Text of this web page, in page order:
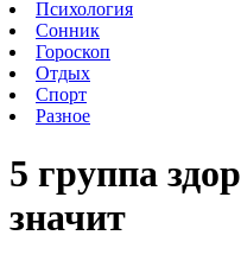
Психология
Сонник
Гороскоп
Отдых
Спорт
Разное
5 группа
значит